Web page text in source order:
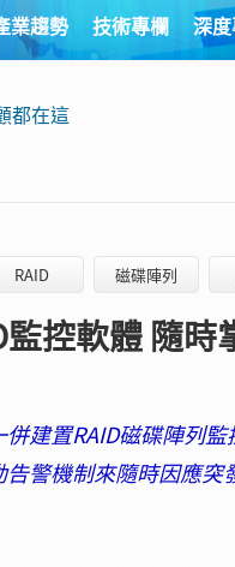
業趨勢 技術專欄 深
都在這
RAID 磁碟陣列
監控軟體 隨
建置RAID磁碟陣列
警機制來隨時因應